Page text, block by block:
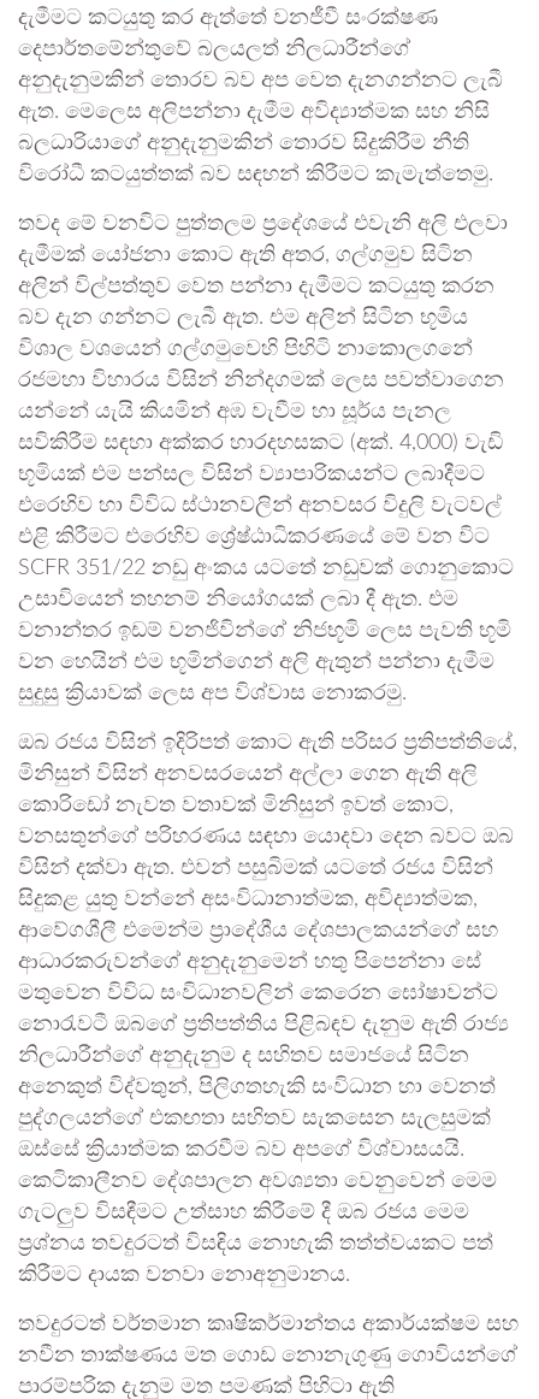
දැමීමට කටයුතු කර ඇත්තේ වනජීවී සංරක්ෂණ
දෙපාර්තමේන්තුවේ බලයලත් නිලධාරීන්ගේ
අනුදැනුමකින් තොරව බව අප වෙත දැනගන්නට ලැබී
ඇත. මෙලෙස අලිපන්නා දැමීම අවිද්‍යාත්මක සහ නිසි
බලධාරියාගේ අනුදැනුමකින් තොරව සිදුකිරීම නීති
විරෝධී කටයුත්තක් බව සඳහන් කිරීමට කැමැත්තෙමු.
තවද මේ වනවිට පුත්තලම ප්‍රදේශයේ එවැනි අලි එලවා
දැමීමක් යෝජනා කොට ඇති අතර, ගල්ගමුව සිටින
අලින් විල්පත්තුව වෙත පන්නා දැමීමට කටයුතු කරන
බව දැන ගන්නට ලැබී ඇත. එම අලින් සිටින භූමිය
විශාල වශයෙන් ගල්ගමුවෙහි පිහිටි නාකොලගනේ
රජමහා විහාරය විසින් නින්දගමක් ලෙස පවත්වාගෙන
යන්නේ යැයි කියමින් අඹ වැවීම හා සූර්ය පැනල
සවිකිරීම සඳහා අක්කර හාරදහසකට (අක්. 4,000) වැඩි
භූමියක් එම පන්සල විසින් ව්‍යාපාරිකයන්ට ලබාදීමට
එරෙහිව හා විවිධ ස්ථානවලින් අනවසර විදුලි වැටවල්
එළි කිරීමට එරෙහිව ශ්‍රේෂ්ඨාධිකරණයේ මේ වන විට
SCFR 351/22 නඩු අංකය යටතේ නඩුවක් ගොනුකොට
උසාවියෙන් තහනම් නියෝගයක් ලබා දී ඇත. එම
වනාන්තර ඉඩම් වනජිවින්ගේ නිජභූමි ලෙස පැවති භූමි
වන හෙයින් එම භූමින්ගෙන් අලි ඇතුන් පන්නා දැමීම
සුදුසු ක්‍රියාවක් ලෙස අප විශ්වාස නොකරමු.
ඔබ රජය විසින් ඉදිරිපත් කොට ඇති පරිසර ප්‍රතිපත්තියේ,
මිනිසුන් විසින් අනවසරයෙන් අල්ලා ගෙන ඇති අලි
කොරිඩෝ නැවත වතාවක් මිනිසුන් ඉවත් කොට,
වනසතුන්ගේ පරිහරණය සඳහා යොදවා දෙන බවට ඔබ
විසින් දක්වා ඇත. එවන් පසුබිමක් යටතේ රජය විසින්
සිදුකළ යුතු වන්නේ අසංවිධානාත්මක, අවිද්‍යාත්මක,
ආවේගශීලී එමෙන්ම ප්‍රාදේශීය දේශපාලකයන්ගේ සහ
ආධාරකරුවන්ගේ අනුදැනුමෙන් හතු පිපෙන්නා සේ
මතුවෙන විවිධ සංවිධානවලින් කෙරෙන ඝෝෂාවන්ට
නොරැවටී ඔබගේ ප්‍රතිපත්තිය පිළිබඳව දැනුම ඇති රාජ්‍ය
නිලධාරීන්ගේ අනුදැනුම ද සහිතව සමාජයේ සිටින
අනෙකුත් විද්වතුන්, පිලිගතහැකි සංවිධාන හා වෙනත්
පුද්ගලයන්ගේ එකඟතා සහිතව සැකසෙන සැලසුමක්
ඔස්සේ ක්‍රියාත්මක කරවීම බව අපගේ විශ්වාසයයි.
කෙටිකාලීනව දේශපාලන අවශ්‍යතා වෙනුවෙන් මෙම
ගැටලුව විසඳීමට උත්සාහ කිරීමේ දී ඔබ රජය මෙම
ප්‍රශ්නය තවදුරටත් විසඳිය නොහැකි තත්ත්වයකට පත්
කිරීමට දායක වනවා නොඅනුමානය.
තවදුරටත් වර්තමාන කෘෂිකර්මාන්තය අකාර්යක්ෂම සහ
නවීන තාක්ෂණය මත ගොඩ නොනැගුණු ගොවියන්ගේ
පාරම්පරික දැනුම මත පමණක් පිහිටා ඇති